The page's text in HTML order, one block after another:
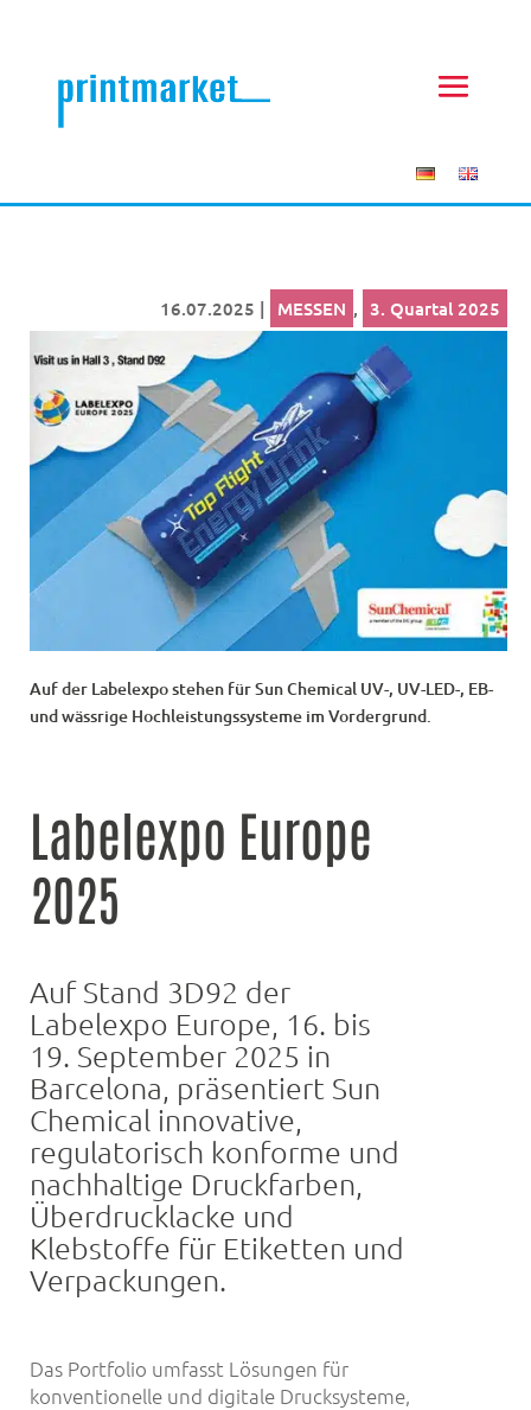
16.07.2025 | MESSEN , 3. Quartal 2025
Auf der Labelexpo stehen für Sun Chemical UV-, UV-LED-, EB-
und wässrige Hochleistungssysteme im Vordergrund.
Labelexpo Europe
2025
Auf Stand 3D92 der
Labelexpo Europe, 16. bis
19. September 2025 in
Barcelona, präsentiert Sun
Chemical innovative,
regulatorisch konforme und
nachhaltige Druckfarben,
Überdrucklacke und
Klebstoffe für Etiketten und
Verpackungen.
Das Portfolio umfasst Lösungen für
konventionelle und digitale Drucksysteme,